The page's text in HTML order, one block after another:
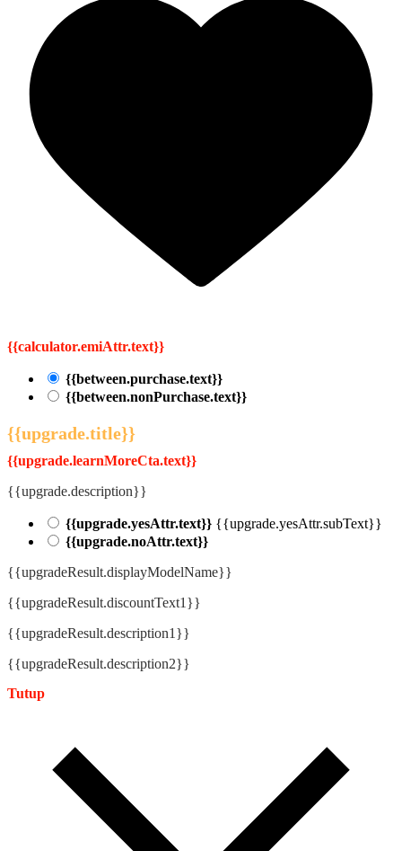
{{calculator.emiAttr.text}}
{{between.purchase.text}}
{{between.nonPurchase.text}}
{{upgrade.title}}
{{upgrade.learnMoreCta.text}}
{{upgrade.description}}
{{upgrade.yesAttr.text}} {{upgrade.yesAttr.subText}}
{{upgrade.noAttr.text}}
{{upgradeResult.displayModelName}}
{{upgradeResult.discountText1}}
{{upgradeResult.description1}}
{{upgradeResult.description2}}
Tutup